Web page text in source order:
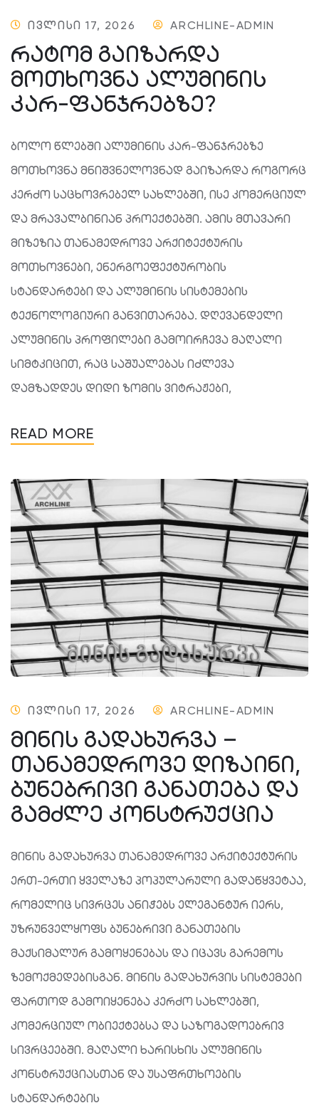
ᲘᲕᲚᲘᲡᲘ 17, 2026 ARCHLINE-ADMIN
ᲠᲐᲢᲝᲛ ᲒᲐᲘᲖᲐᲠᲓᲐ
ᲛᲝᲗᲮᲝᲕᲜᲐ ᲐᲚᲣᲛᲘᲜᲘᲡ
ᲙᲐᲠ-ᲤᲐᲜᲯᲠᲔᲑᲖᲔ?
ბოლო წლებში ალუმინის კარ-ფანჯრებზე
მოთხოვნა მნიშვნელოვნად გაიზარდა როგორც
კერძო საცხოვრებელ სახლებში, ისე კომერციულ
და მრავალბინიან პროექტებში. ამის მთავარი
მიზეზია თანამედროვე არქიტექტურის
მოთხოვნები, ენერგოეფექტურობის
სტანდარტები და ალუმინის სისტემების
ტექნოლოგიური განვითარება. დღევანდელი
ალუმინის პროფილები გამოირჩევა მაღალი
სიმტკიცით, რაც საშუალებას იძლევა
დამზადდეს დიდი ზომის ვიტრაჟები,
READ MORE
ᲘᲕᲚᲘᲡᲘ 17, 2026 ARCHLINE-ADMIN
ᲛᲘᲜᲘᲡ ᲒᲐᲓᲐᲮᲣᲠᲕᲐ –
ᲗᲐᲜᲐᲛᲔᲓᲠᲝᲕᲔ ᲓᲘᲖᲐᲘᲜᲘ,
ᲑᲣᲜᲔᲑᲠᲘᲕᲘ ᲒᲐᲜᲐᲗᲔᲑᲐ ᲓᲐ
ᲒᲐᲛᲫᲚᲔ ᲙᲝᲜᲡᲢᲠᲣᲥᲪᲘᲐ
მინის გადახურვა თანამედროვე არქიტექტურის
ერთ-ერთი ყველაზე პოპულარული გადაწყვეტაა,
რომელიც სივრცეს ანიჭებს ელეგანტურ იერს,
უზრუნველყოფს ბუნებრივი განათების
მაქსიმალურ გამოყენებას და იცავს გარემოს
ზემოქმედებისგან. მინის გადახურვის სისტემები
ფართოდ გამოიყენება კერძო სახლებში,
კომერციულ ობიექტებსა და საზოგადოებრივ
სივრცეებში. მაღალი ხარისხის ალუმინის
კონსტრუქციასთან და უსაფრთხოების
სტანდარტების